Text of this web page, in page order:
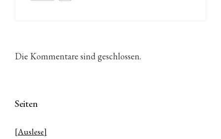
Die Kommentare sind geschlossen.
Seiten
[Auslese]